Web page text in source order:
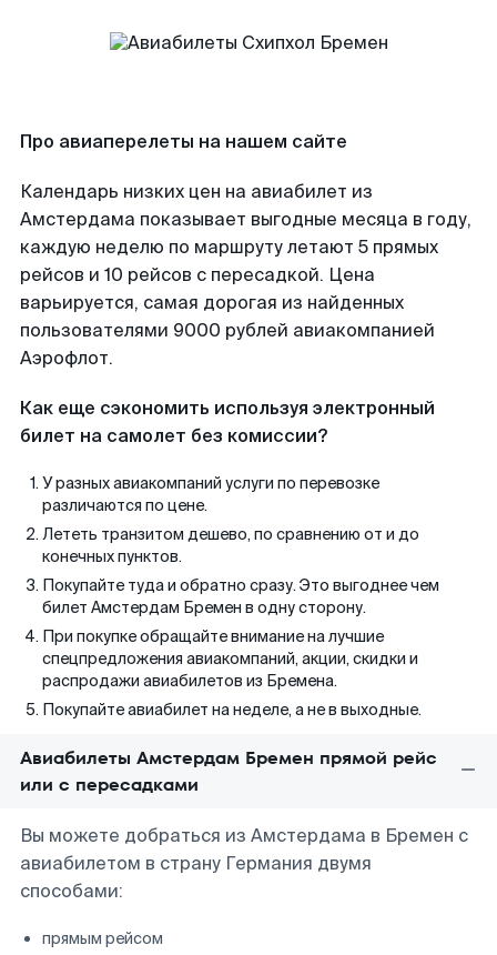
Про авиаперелеты на нашем сайте
Календарь низких цен на авиабилет из
Амстердама показывает выгодные месяца в году,
каждую неделю по маршруту летают 5 прямых
рейсов и 10 рейсов с пересадкой. Цена
варьируется, самая дорогая из найденных
пользователями 9000 рублей авиакомпанией
Аэрофлот.
Как еще сэкономить используя электронный
билет на самолет без комиссии?
У разных авиакомпаний услуги по перевозке
различаются по цене.
Лететь транзитом дешево, по сравнению от и до
конечных пунктов.
Покупайте туда и обратно сразу. Это выгоднее чем
билет Амстердам Бремен в одну сторону.
При покупке обращайте внимание на лучшие
спецпредложения авиакомпаний, акции, скидки и
распродажи авиабилетов из Бремена.
Покупайте авиабилет на неделе, а не в выходные.
Авиабилеты Амстердам Бремен прямой рейс
или с пересадками
Вы можете добраться из Амстердама в Бремен с
авиабилетом в страну Германия двумя
способами:
прямым рейсом